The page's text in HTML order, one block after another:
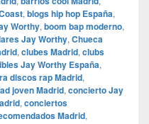
, blogs hip hop España,
Worthy, boom bap moderno,
Jay Worthy, Chueca
, clubes Madrid, clubs
Jay Worthy España,
discos rap Madrid,
joven Madrid, concierto Jay
, conciertos
Madrid,